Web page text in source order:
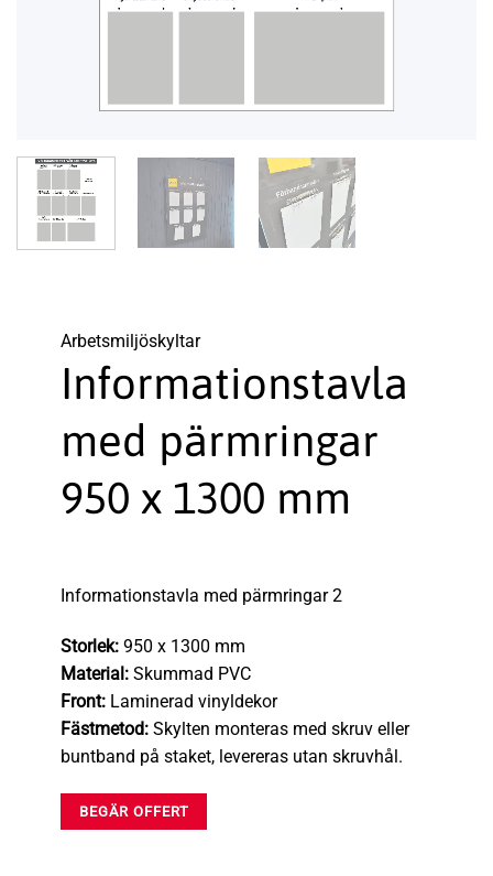
Arbetsmiljö­­skyltar
Informationstavla
med pärmringar
950 x 1300 mm
Informationstavla med pärmringar 2
Storlek: 950 x 1300 mm
Material: Skummad PVC
Front: Laminerad vinyldekor
Fästmetod: Skylten monteras med skruv eller
buntband på staket, levereras utan skruvhål.
BEGÄR OFFERT